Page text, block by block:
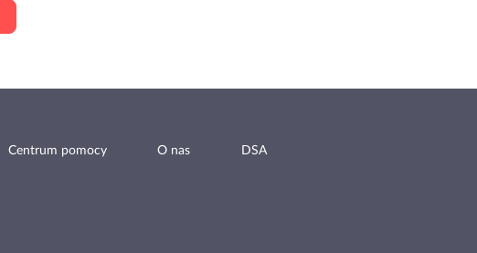
Centrum pomocy O nas DSA